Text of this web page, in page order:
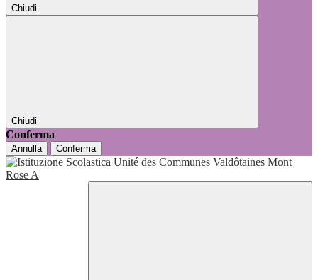
Chiudi
Chiudi
Conferma
Annulla Conferma